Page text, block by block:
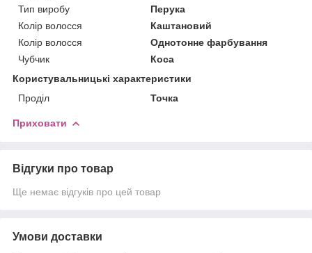
Тип виробу
Перука
Колір волосся
Каштановий
Колір волосся
Однотонне фарбування
Чубчик
Коса
Користувальницькі характеристики
Проділ
Точка
Приховати
Відгуки про товар
Ще немає відгуків про цей товар
Умови доставки